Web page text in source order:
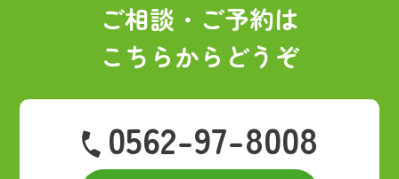
ご相談・ご予約は
こちらからどうぞ
0562-97-8008